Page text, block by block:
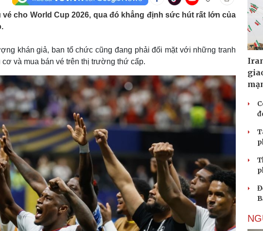
Lịch thi đấu bóng đá
Hậu trường
Xe máy
Thông tin
Doanh nghiệp
Doanh nhân
Văn hóa
Sân khấu - Điện ảnh
Văn học
Âm nhạc
Di sản
Giải trí
Nghệ sĩ
Thời trang
Sao Việt
Tư vấn
Săn Tour
check-in
cho World Cup 2026, qua đó khẳng định sức hút rất lớn của
khán giả, ban tổ chức cũng đang phải đối mặt với những tranh
và mua bán vé trên thị trường thứ cấp.